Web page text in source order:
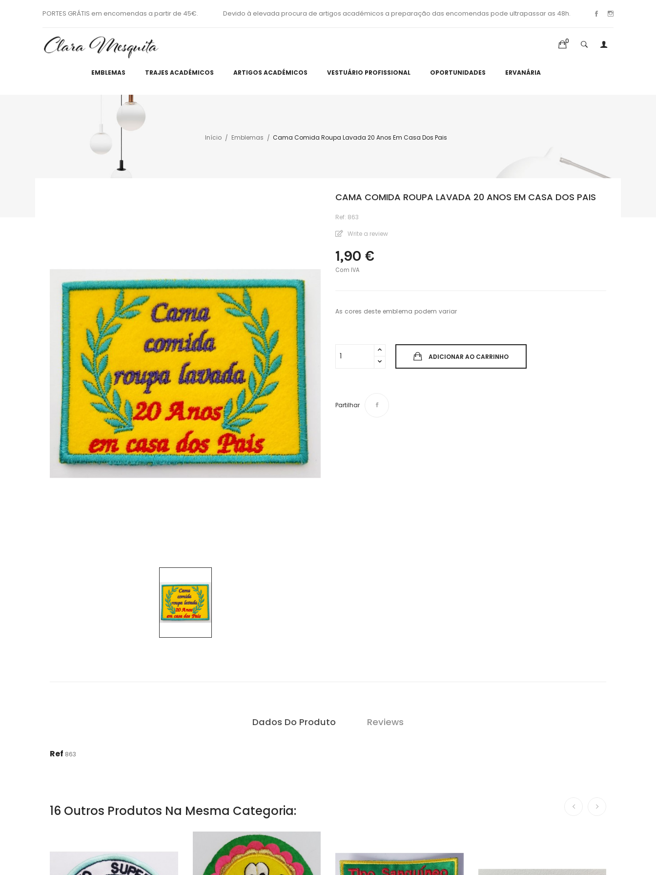
PORTES GRÁTIS em encomendas a partir de 45€. Devido à elevada procura de artigos académicos a preparação das encomendas pode ultrapassar as 48h.
0
EMBLEMAS TRAJES ACADÉMICOS ARTIGOS ACADÉMICOS VESTUÁRIO PROFISSIONAL OPORTUNIDADES ERVANÁRIA
Início Emblemas Cama Comida Roupa Lavada 20 Anos Em Casa Dos Pais
CAMA COMIDA ROUPA LAVADA 20 ANOS EM CASA DOS PAIS
Ref: 863
Write a review
1,90 €
Com IVA
As cores deste emblema podem variar
ADICIONAR AO CARRINHO
Partilhar
Dados Do Produto Reviews
Ref 863
16 Outros Produtos Na Mesma Categoria: